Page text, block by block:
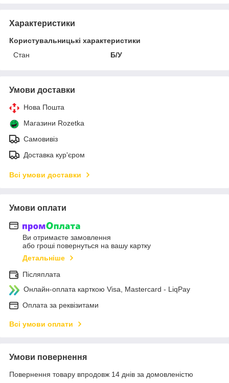
Характеристики
Користувальницькі характеристики
Стан
Б/У
Умови доставки
Нова Пошта
Магазини Rozetka
Самовивіз
Доставка кур'єром
Всі умови доставки
Умови оплати
Ви отримаєте замовлення
або гроші повернуться на вашу картку
Детальніше
Післяплата
Онлайн-оплата карткою Visa, Mastercard - LiqPay
Оплата за реквізитами
Всі умови оплати
Умови повернення
Повернення товару впродовж 14 днів за домовленістю